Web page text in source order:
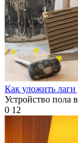
Как уложить
Устройство пола
0 12